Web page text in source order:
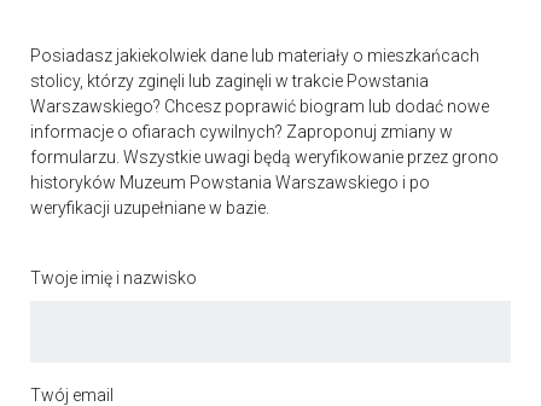
Posiadasz jakiekolwiek dane lub materiały o mieszkańcach
stolicy, którzy zginęli lub zaginęli w trakcie Powstania
Warszawskiego? Chcesz poprawić biogram lub dodać nowe
informacje o ofiarach cywilnych? Zaproponuj zmiany w
formularzu. Wszystkie uwagi będą weryfikowanie przez grono
historyków Muzeum Powstania Warszawskiego i po
weryfikacji uzupełniane w bazie.
Twoje imię i nazwisko
Twój email